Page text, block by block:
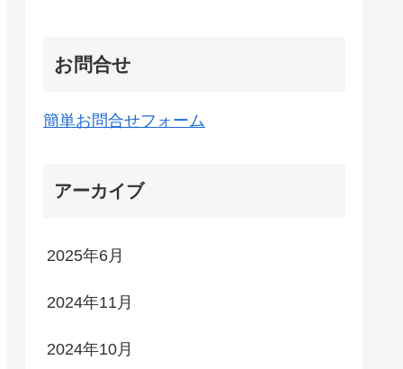
お問合せ
簡単お問合せフォーム
アーカイブ
2025年6月
2024年11月
2024年10月